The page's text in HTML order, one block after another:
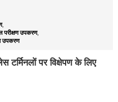
,
उपकरण,
उपकरण
पर विक्षेपण के लिए